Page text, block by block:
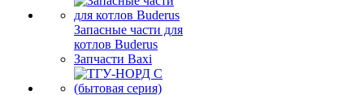
Запасные части для
котлов Buderus
Запчасти Baxi